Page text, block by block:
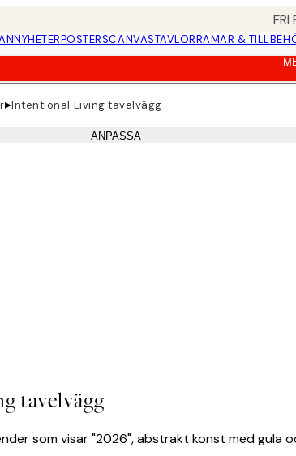
FRI
NYHETERPOSTERSCANVASTAVLORRAMAR &
▸Intentional Living tavelvägg
ANPASSA
tavelvägg
som visar "2026", abstrakt konst med